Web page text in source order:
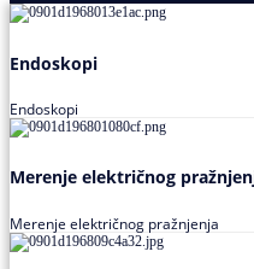
Endoskopi
Endoskopi
Merenje električnog
Merenje električnog pražnjenja